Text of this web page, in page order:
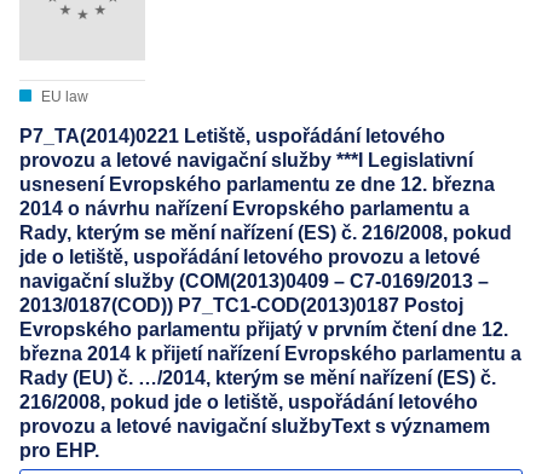
EU law
P7_TA(2014)0221 Letiště, uspořádání letového
provozu a letové navigační služby ***I Legislativní
usnesení Evropského parlamentu ze dne 12. března
2014 o návrhu nařízení Evropského parlamentu a
Rady, kterým se mění nařízení (ES) č. 216/2008, pokud
jde o letiště, uspořádání letového provozu a letové
navigační služby (COM(2013)0409 – C7-0169/2013 –
2013/0187(COD)) P7_TC1-COD(2013)0187 Postoj
Evropského parlamentu přijatý v prvním čtení dne 12.
března 2014 k přijetí nařízení Evropského parlamentu a
Rady (EU) č. …/2014, kterým se mění nařízení (ES) č.
216/2008, pokud jde o letiště, uspořádání letového
provozu a letové navigační službyText s významem
pro EHP.